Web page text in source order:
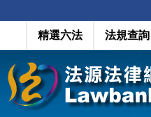
精選六法 法規查詢